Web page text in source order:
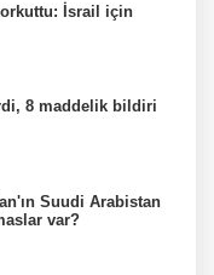
İsrail için
8 maddelik bildiri
Suudi Arabistan
var?